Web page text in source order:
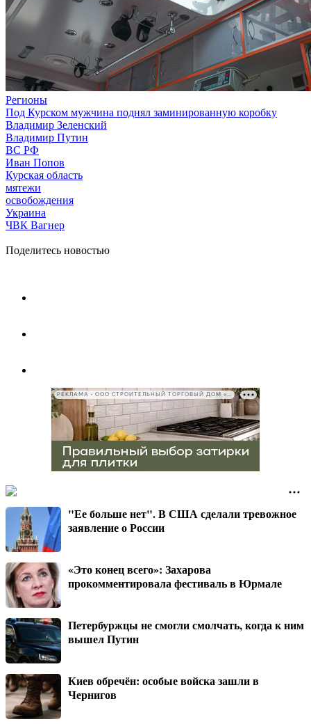
Регионы
Под Курском мужчина поднял заминированную коробку
Владимир Зеленский
Владимир Путин
ВС РФ
Иван Попов
Курская область
мятежи
освобождения
Украина
ЧВК Вагнер
Поделитесь новостью
РЕКЛАМА • ООО СТРОИТЕЛЬНЫЙ ТОРГОВЫЙ ДОМ «ПЕТРОВИЧ», ИНН 7802348846
"Ее больше нет". В США сделали тревожное
заявление о России
«Это конец всего»: Захарова
прокомментировала фестиваль в Юрмале
Петербуржцы не смогли смолчать, когда к ним
вышел Путин
Киев обречён: особые войска зашли в
Чернигов